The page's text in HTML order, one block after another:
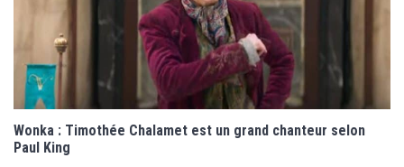
Wonka : Timothée Chalamet est un grand chanteur selon
Paul King